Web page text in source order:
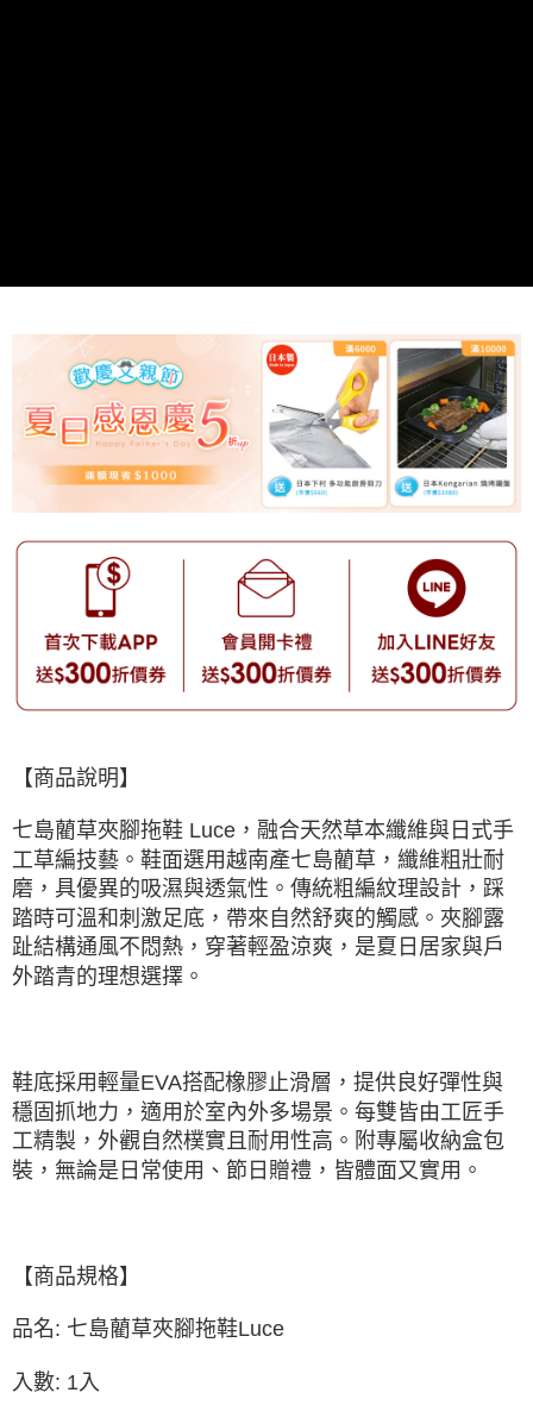
【商品說明】
七島藺草夾腳拖鞋 Luce，融合天然草本纖維與日式手
工草編技藝。鞋面選用越南產七島藺草，纖維粗壯耐
磨，具優異的吸濕與透氣性。傳統粗編紋理設計，踩
踏時可溫和刺激足底，帶來自然舒爽的觸感。夾腳露
趾結構通風不悶熱，穿著輕盈涼爽，是夏日居家與戶
外踏青的理想選擇。
鞋底採用輕量EVA搭配橡膠止滑層，提供良好彈性與
穩固抓地力，適用於室內外多場景。每雙皆由工匠手
工精製，外觀自然樸實且耐用性高。附專屬收納盒包
裝，無論是日常使用、節日贈禮，皆體面又實用。
【商品規格】
品名: 七島藺草夾腳拖鞋Luce
入數: 1入